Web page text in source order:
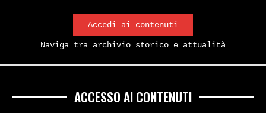
Accedi ai contenuti
Naviga tra archivio storico e attualità
ACCESSO AI CONTENUTI